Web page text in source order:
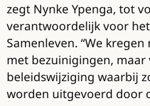
zegt Nynke Ypenga, tot
verantwoordelijk voor
Samenleven. “We
met bezuinigingen,
beleidswijziging waarbij
worden uitgevoerd door